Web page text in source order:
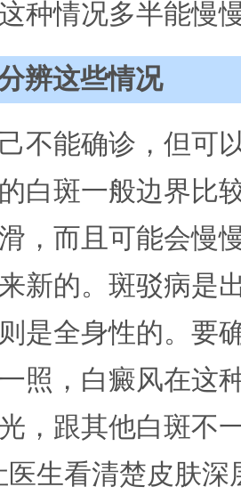
种情况多半能慢
辨这些情况
不能确诊，但可
白斑一般边界比
，而且可能会慢
新的。斑驳病是
是全身性的。要
照，白癜风在这
，跟其他白斑不
医生看清楚皮肤深